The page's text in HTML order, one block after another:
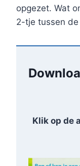
opgezet. Wat
2-tje tussen
Klik op de